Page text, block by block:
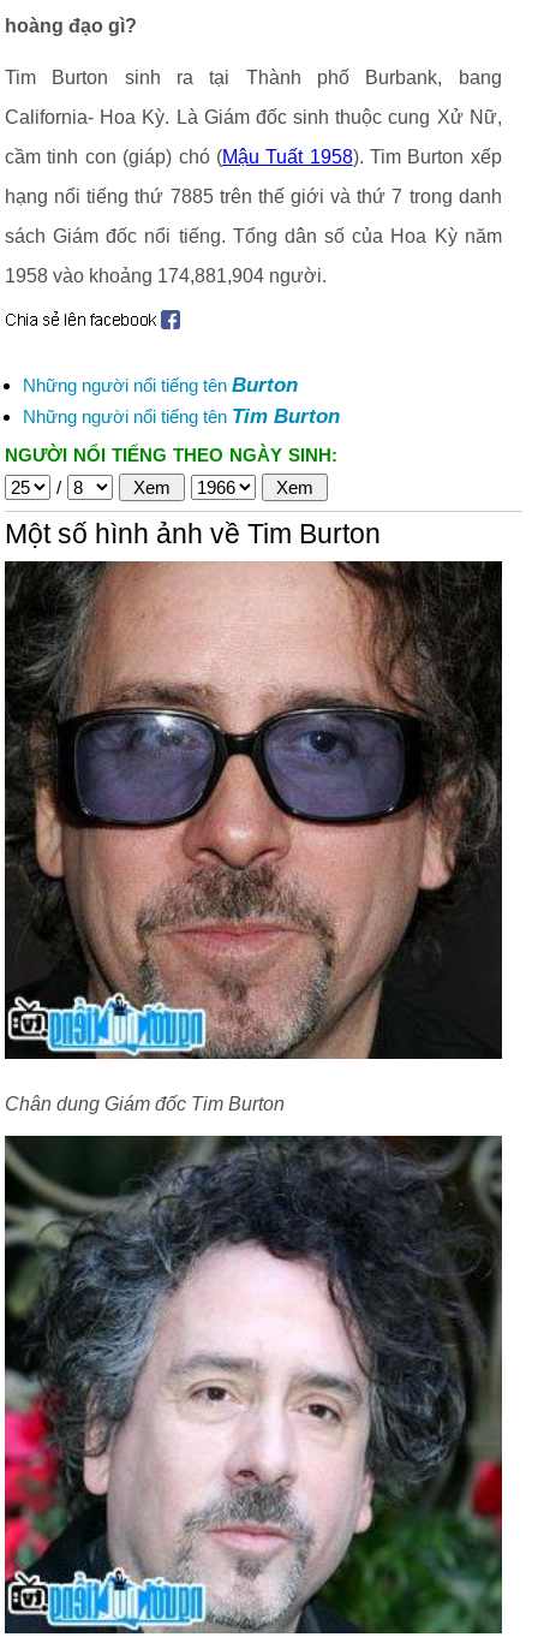
hoàng đạo gì?
Tim Burton sinh ra tại Thành phố Burbank, bang
California- Hoa Kỳ. Là Giám đốc sinh thuộc cung Xử Nữ,
cầm tinh con (giáp) chó (Mậu Tuất 1958). Tim Burton xếp
hạng nổi tiếng thứ 7885 trên thế giới và thứ 7 trong danh
sách Giám đốc nổi tiếng. Tổng dân số của Hoa Kỳ năm
1958 vào khoảng 174,881,904 người.
Những người nổi tiếng tên Burton
Những người nổi tiếng tên Tim Burton
NGƯỜI NỔI TIẾNG THEO NGÀY SINH:
/
Một số hình ảnh về Tim Burton
Chân dung Giám đốc Tim Burton